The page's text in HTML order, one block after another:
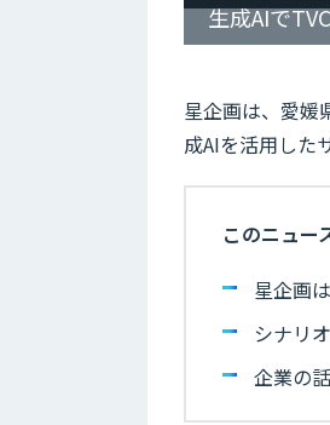
生成AIで
星企画は、愛媛
成AIを活用した
このニュー
星企画
シナリ
企業の